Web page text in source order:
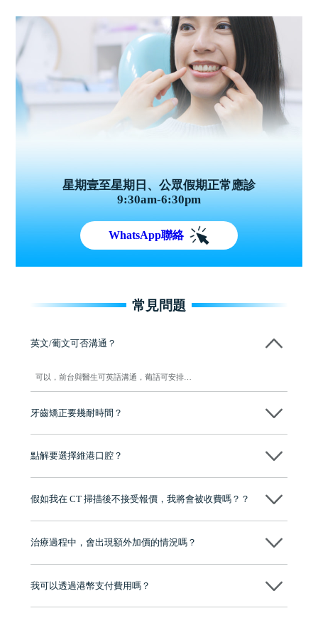
星期壹至星期日、公眾假期正常應診
9:30am-6:30pm
WhatsApp聯絡
常見問題
英文/葡文可否溝通？
可以，前台與醫生可英語溝通，葡語可安排…
牙齒矯正要幾耐時間？
一般需時 12 至 24 個月，視乎個別情況而定…
點解要選擇維港口腔？
牌」、「2025香港企業領袖品牌」，是諾貝爾種植系統全球放心植牙中
至今已服務超過三十個國家和地區的顧客，受到粵港澳大灣區及周邊城
有咨詢及服務保障中心，有任何問題都可以隨時預約免費咨詢，讓人十
假如我在 CT 掃描後不接受報價，我將會被收費嗎？？
治療過程中，會出現額外加價的情況嗎？
我可以透過港幣支付費用嗎？
可以。維港口腔會按照當日匯率轉算收取費用，而匯率會及時告知客人